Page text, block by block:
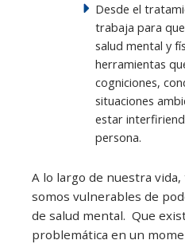
Desde el
trabaja para
salud mental y
herramientas
cogniciones,
situaciones
estar
persona.
A lo largo de nuestra
somos vulnerables de
de salud mental. Que
problemática en un